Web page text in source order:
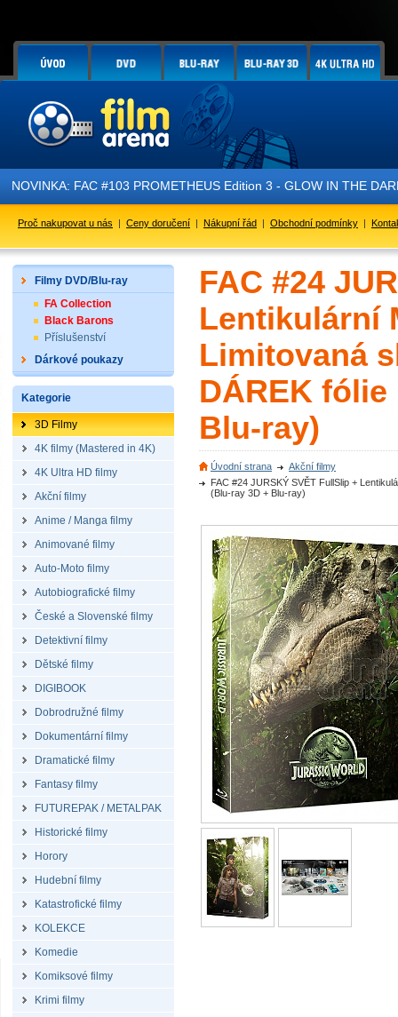
FAC #103 PROMETHEUS Edition 3 - GLOW IN THE DARK - je
Proč nakupovat u nás | Ceny doručení | Nákupní řád | Obchodní podmínky |
Filmy DVD/Blu-ray
FA Collection
Black Barons
Příslušenství
Dárkové poukazy
Kategorie
3D Filmy
4K filmy (Mastered in 4K)
4K Ultra HD filmy
Akční filmy
Anime / Manga filmy
Animované filmy
Auto-Moto filmy
Autobiografické filmy
České a Slovenské filmy
Detektivní filmy
Dětské filmy
DIGIBOOK
Dobrodružné filmy
Dokumentární filmy
Dramatické filmy
Fantasy filmy
FUTUREPAK / METALPAK
Historické filmy
Horory
Hudební filmy
Katastrofické filmy
KOLEKCE
Komedie
Komiksové filmy
Krimi filmy
FAC #24
Lentikulární
Limitovaná
DÁREK
Blu-ray)
Úvodní strana
Akční filmy
FAC #24 JURSKÝ SVĚT FullSlip +
(Blu-ray 3D + Blu-ray)